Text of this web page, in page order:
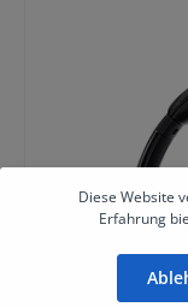
Diese Website
Erfahrung